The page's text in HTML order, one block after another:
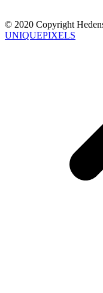
© 2020 Copyright
UNIQUEPIXELS